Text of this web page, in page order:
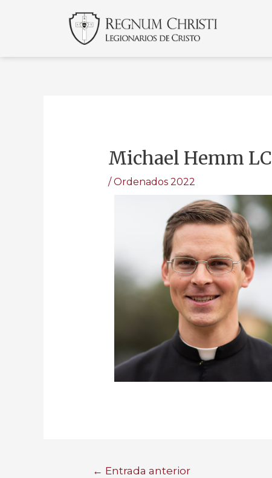
Michael Hemm LC
/Ordenados 2022
← Entrada anterior